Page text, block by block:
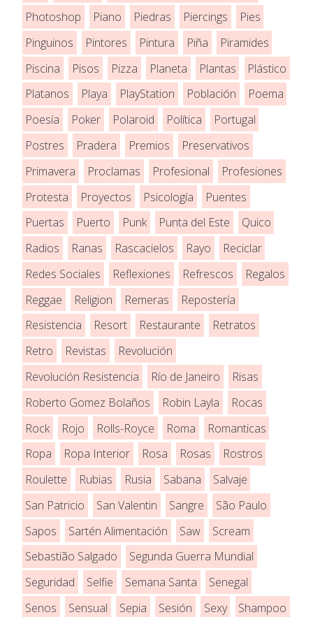
Photoshop
Piano Piedras Piercings
Pies
Pinguinos
Pintores Pintura Piña
Piramides
Piscina
Pisos Pizza Planeta Plantas
Plástico
Platanos
Playa PlayStation Población
Poema
Poesía
Poker Polaroid Política
Portugal
Postres
Pradera Premios
Preservativos
Primavera
Proclamas Profesional
Profesiones
Protesta
Proyectos Psicología
Puentes
Puertas
Puerto Punk Punta del Este
Quico
Radios
Ranas Rascacielos Rayo
Reciclar
Redes Sociales
Reflexiones Refrescos
Regalos
Reggae
Religion Remeras
Repostería
Resistencia
Resort Restaurante
Retratos
Retro
Revistas
Revolución
Revolución Resistencia
Río de Janeiro
Risas
Roberto Gomez Bolaños
Robin Layla
Rocas
Rock
Rojo Rolls-Royce Roma
Romanticas
Ropa
Ropa Interior Rosa Rosas
Rostros
Roulette
Rubias Rusia Sabana
Salvaje
San Patricio
San Valentin Sangre
São Paulo
Sapos
Sartén Alimentación Saw
Scream
Sebastião Salgado
Segunda Guerra Mundial
Seguridad
Selfie Semana Santa
Senegal
Senos
Sensual Sepia Sesión Sexy
Shampoo